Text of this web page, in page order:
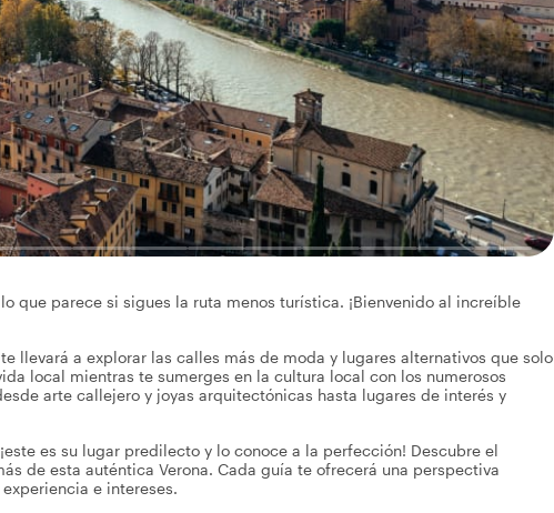
que parece si sigues la ruta menos turística. ¡Bienvenido al increíble
llevará a explorar las calles más de moda y lugares alternativos que solo
local mientras te sumerges en la cultura local con los numerosos
arte callejero y joyas arquitectónicas hasta lugares de interés y
es su lugar predilecto y lo conoce a la perfección! Descubre el
de esta auténtica Verona. Cada guía te ofrecerá una perspectiva
e intereses.